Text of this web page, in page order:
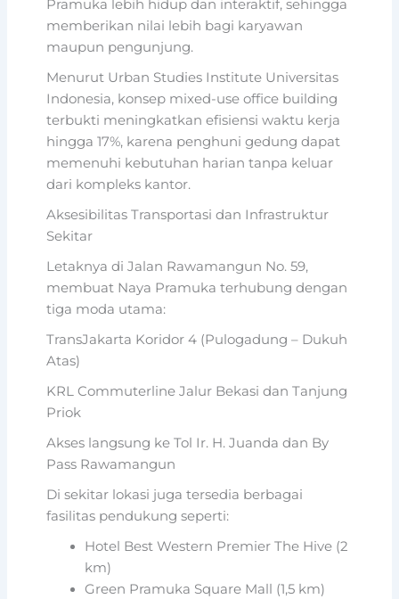
Pramuka lebih hidup dan interaktif, sehingga
memberikan nilai lebih bagi karyawan
maupun pengunjung.
Menurut Urban Studies Institute Universitas
Indonesia, konsep mixed-use office building
terbukti meningkatkan efisiensi waktu kerja
hingga 17%, karena penghuni gedung dapat
memenuhi kebutuhan harian tanpa keluar
dari kompleks kantor.
Aksesibilitas Transportasi dan Infrastruktur
Sekitar
Letaknya di Jalan Rawamangun No. 59,
membuat Naya Pramuka terhubung dengan
tiga moda utama:
TransJakarta Koridor 4 (Pulogadung – Dukuh
Atas)
KRL Commuterline Jalur Bekasi dan Tanjung
Priok
Akses langsung ke Tol Ir. H. Juanda dan By
Pass Rawamangun
Di sekitar lokasi juga tersedia berbagai
fasilitas pendukung seperti:
Hotel Best Western Premier The Hive (2
km)
Green Pramuka Square Mall (1,5 km)